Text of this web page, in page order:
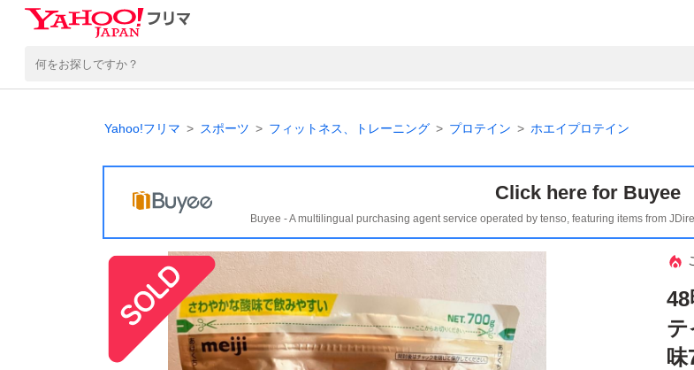
Yahoo!フリマ スポーツ フィットネス、トレーニング プロテイン ホエイプロテイン
Click here for Buyee
Buyee - A multilingual purchasing agent service operated by tenso, featuring items from
テ